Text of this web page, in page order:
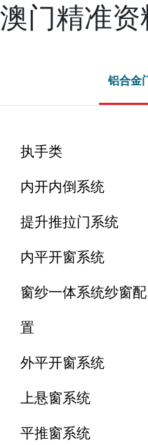
澳门精准
铝合金
执手类
内开内倒系统
提升推拉门系统
内平开窗系统
窗纱一体系统纱窗配
置
外平开窗系统
上悬窗系统
平推窗系统